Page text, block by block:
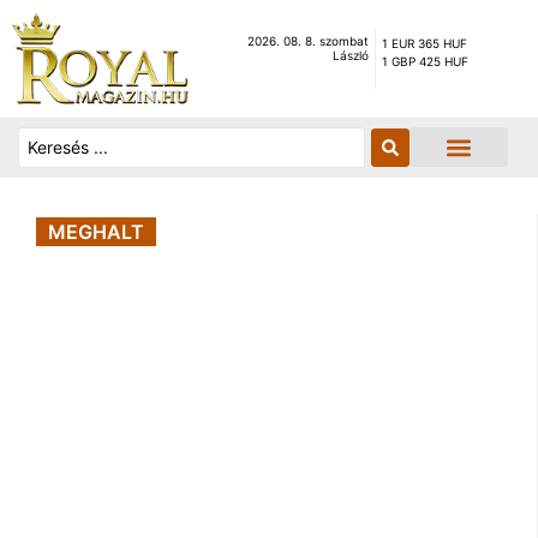
2026. 08. 8. szombat
László
1 EUR 365 HUF
1 GBP 425 HUF
MEGHALT